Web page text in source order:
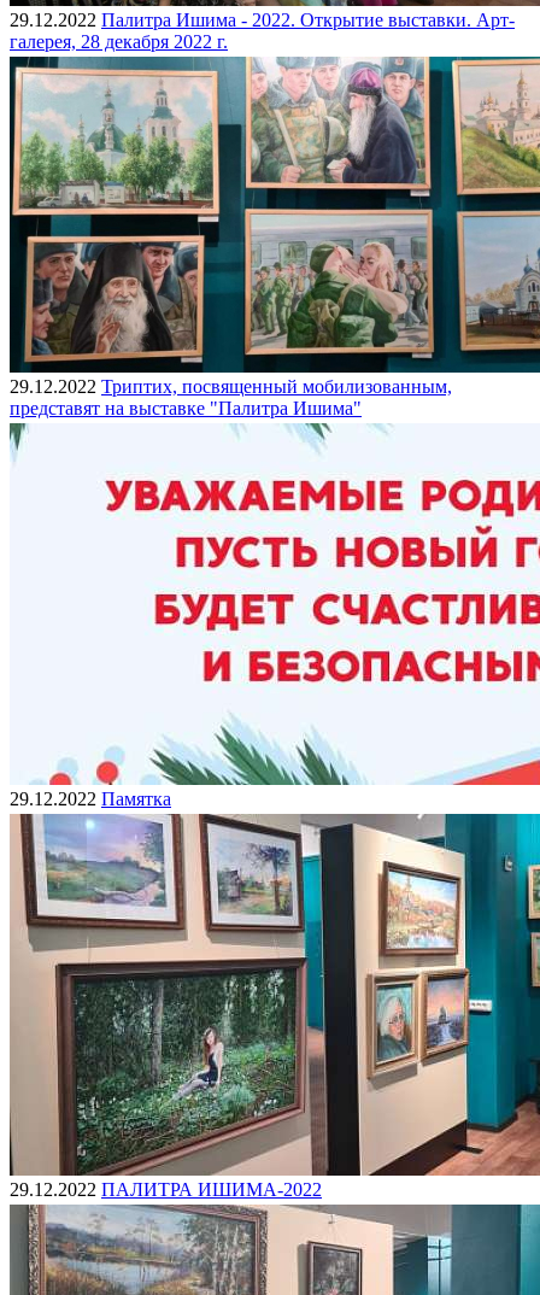
29.12.2022 Палитра Ишима - 2022. Открытие выставки. Арт-
галерея, 28 декабря 2022 г.
29.12.2022 Триптих, посвященный мобилизованным,
представят на выставке "Палитра Ишима"
29.12.2022 Памятка
29.12.2022 ПАЛИТРА ИШИМА-2022